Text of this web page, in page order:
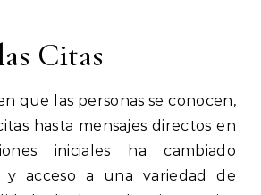
Citas
que las personas se conocen,
hasta mensajes directos en
iniciales ha cambiado
y acceso a una variedad de